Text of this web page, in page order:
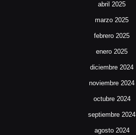
abril 2025
marzo 2025
febrero 2025
enero 2025
diciembre 2024
noviembre 2024
octubre 2024
septiembre 2024
agosto 2024